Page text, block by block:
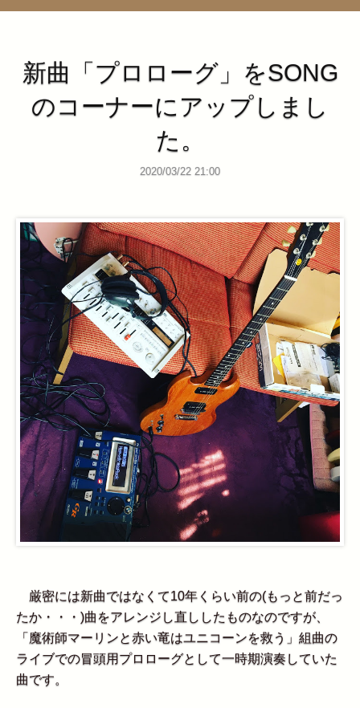
新曲「プロローグ」をSONG
のコーナーにアップしまし
た。
2020/03/22 21:00
厳密には新曲ではなくて10年くらい前の(もっと前だっ
たか・・・)曲をアレンジし直ししたものなのですが、
「魔術師マーリンと赤い竜はユニコーンを救う」組曲の
ライブでの冒頭用プロローグとして一時期演奏していた
曲です。